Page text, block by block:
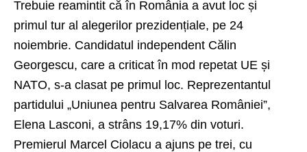
Trebuie reamintit că în România a avut loc și
primul tur al alegerilor prezidențiale, pe 24
noiembrie. Candidatul independent Călin
Georgescu, care a criticat în mod repetat UE și
NATO, s-a clasat pe primul loc. Reprezentantul
partidului „Uniunea pentru Salvarea României”,
Elena Lasconi, a strâns 19,17% din voturi.
Premierul Marcel Ciolacu a ajuns pe trei, cu